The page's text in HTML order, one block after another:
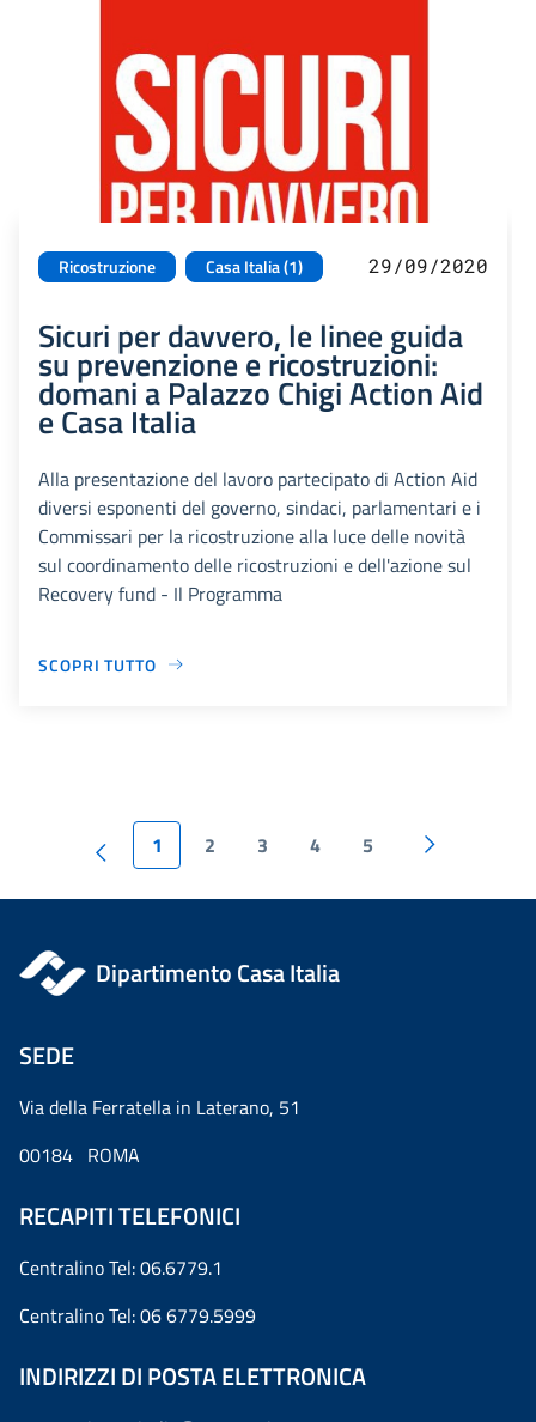
Ricostruzione Casa Italia (1) 29/09/2020
Sicuri per davvero, le linee guida
su prevenzione e ricostruzioni:
domani a Palazzo Chigi Action Aid
e Casa Italia
Alla presentazione del lavoro partecipato di Action Aid
diversi esponenti del governo, sindaci, parlamentari e i
Commissari per la ricostruzione alla luce delle novità
sul coordinamento delle ricostruzioni e dell'azione sul
Recovery fund - Il Programma
SCOPRI TUTTO
1 2 3 4 5
Dipartimento Casa Italia
SEDE
Via della Ferratella in Laterano, 51
00184 ROMA
RECAPITI TELEFONICI
Centralino Tel: 06.6779.1
Centralino Tel: 06 6779.5999
INDIRIZZI DI POSTA ELETTRONICA